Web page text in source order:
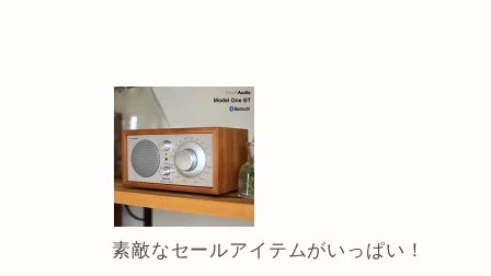
素敵なセールアイテムがいっぱい！